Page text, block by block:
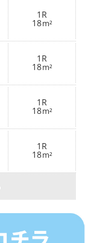
1R
18m²
1R
18m²
1R
18m²
1R
18m²